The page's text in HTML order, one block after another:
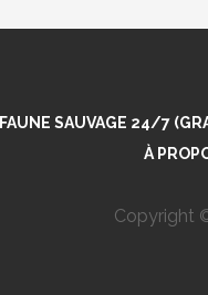
SAUVAGE 24/7
À
Copyright